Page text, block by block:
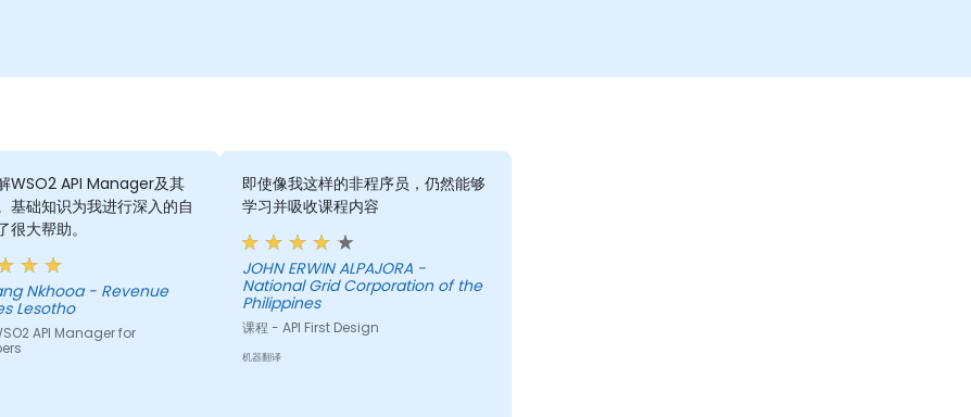
WSO2 API Manager及其
基础知识为我进行深入的自
很大帮助。
- Revenue
Lesotho
API Manager for
即使像我这样的非程序员，仍然能够
学习并吸收课程内容
JOHN ERWIN ALPAJORA -
National Grid Corporation of the
Philippines
课程 - API First Design
机器翻译